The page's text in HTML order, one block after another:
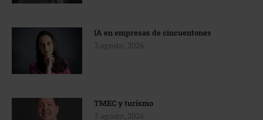
IA en empresas de cincuentones
3 agosto, 2026
TMEC y turismo
3 agosto, 2026